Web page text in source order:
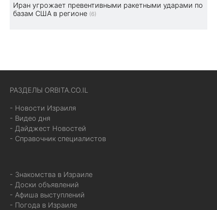
Иран угрожает превентивными ракетными ударами по
базам США в регионе (6)
РАЗДЕЛЫ ORBITA.CO.IL
- Новости Израиля
- Видео дня
- Дайджест Новостей
- Справочник специалистов
- Знакомства в Израиле
- Доски объявлений
- Афиша выступлений
- Погода в Израиле